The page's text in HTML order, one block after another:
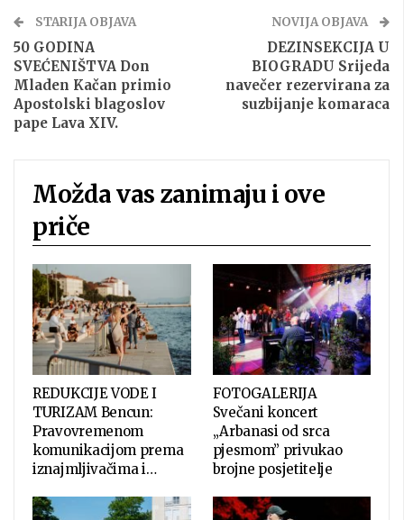
STARIJA OBJAVA
50 GODINA
SVEĆENIŠTVA Don
Mladen Kačan primio
Apostolski blagoslov
pape Lava XIV.
NOVIJA OBJAVA
DEZINSEKCIJA U
BIOGRADU Srijeda
navečer rezervirana za
suzbijanje komaraca
Možda vas zanimaju i ove
priče
REDUKCIJE VODE I
TURIZAM Bencun:
Pravovremenom
komunikacijom prema
iznajmljivačima i…
FOTOGALERIJA
Svečani koncert
„Arbanasi od srca
pjesmom” privukao
brojne posjetitelje